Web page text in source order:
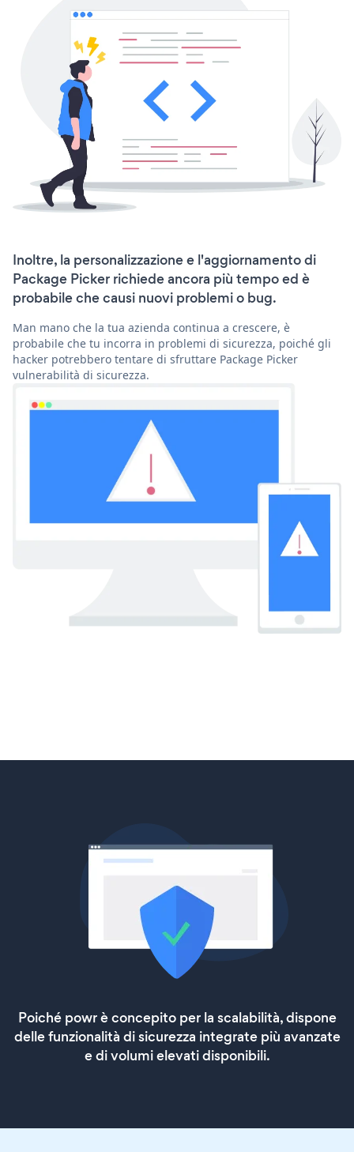
Inoltre, la personalizzazione e l'aggiornamento di
Package Picker richiede ancora più tempo ed è
probabile che causi nuovi problemi o bug.
Man mano che la tua azienda continua a crescere, è
probabile che tu incorra in problemi di sicurezza, poiché gli
hacker potrebbero tentare di sfruttare Package Picker
vulnerabilità di sicurezza.
Poiché powr è concepito per la scalabilità, dispone
delle funzionalità di sicurezza integrate più avanzate
e di volumi elevati disponibili.